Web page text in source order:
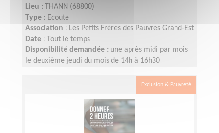
Lieu :
THANN (68800)
Type : Ecoute
Association : Les Petits Frères des Pauvres Grand-Est
Date :
Tout le temps
Disponibilité demandée : une après midi par mois
le deuxième jeudi du mois de 14h à 16h30
Exclusion & Pauvreté